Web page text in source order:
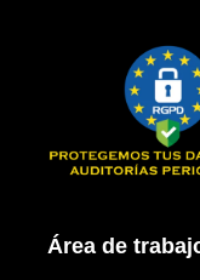
Área de